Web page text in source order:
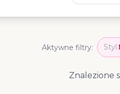
Aktywne filtry: Styl:
Znalezione